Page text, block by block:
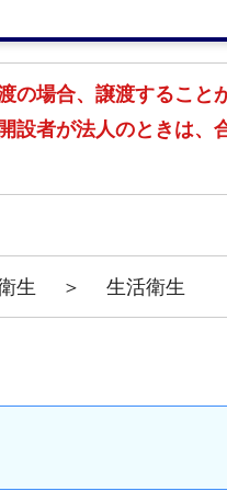
の場合、譲渡すること
設者が法人のときは、
生 ＞ 生活衛生